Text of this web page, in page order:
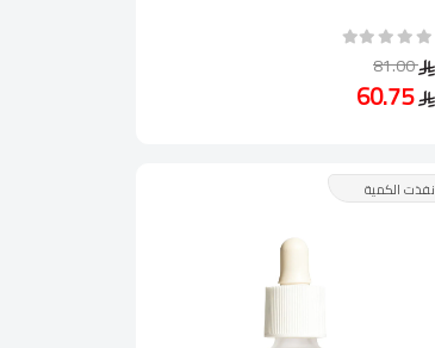
81.00
60.75
نفذت الكمية